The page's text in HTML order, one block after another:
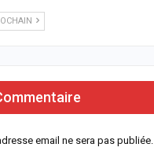
email ne sera pas publiée.